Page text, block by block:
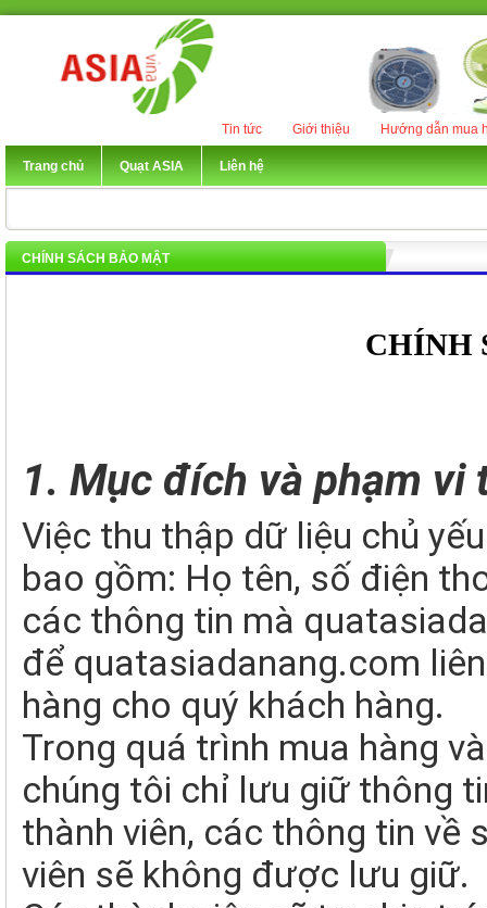
Hướng dẫn mua
Giới thiệu
Tin tức
Trang chủ Quạt ASIA Liên hệ
CHÍNH SÁCH BẢO MẬT
CHÍNH
1. Mục đích và phạm vi
Việc thu thập dữ liệu chủ
bao gồm: Họ tên, số điện
các thông tin mà
để quatasiadanang.com
hàng cho quý khách hàng.
Trong quá trình mua hàng
chúng tôi chỉ lưu giữ thông
thành viên, các thông tin về
viên sẽ không được lưu giữ.